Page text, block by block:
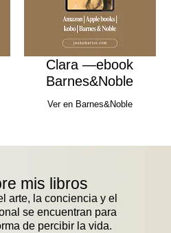
Clara —ebook
Barnes&Noble
Ver en Barnes&Noble
mis libros
arte, la conciencia y el
se encuentran para
de percibir la vida.